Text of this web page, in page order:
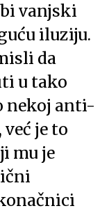
vanjski
iluziju.
da
u tako
nekoj anti-
je to
mu je